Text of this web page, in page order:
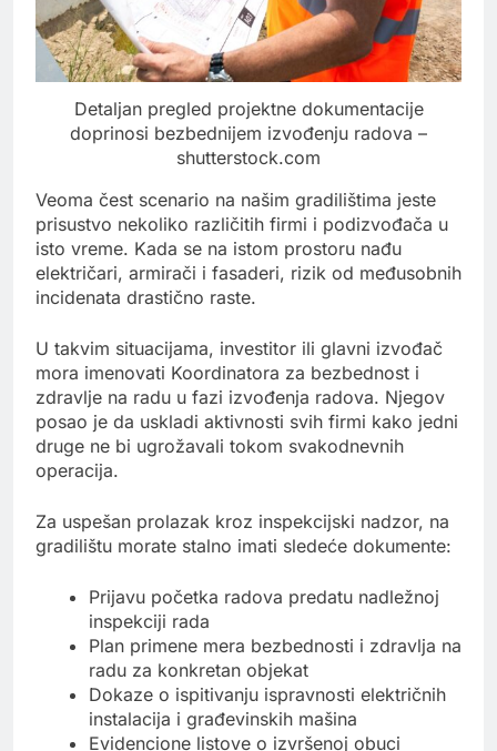
Detaljan pregled projektne dokumentacije
doprinosi bezbednijem izvođenju radova –
shutterstock.com
Veoma čest scenario na našim gradilištima jeste
prisustvo nekoliko različitih firmi i podizvođača u
isto vreme. Kada se na istom prostoru nađu
električari, armirači i fasaderi, rizik od međusobnih
incidenata drastično raste.
U takvim situacijama, investitor ili glavni izvođač
mora imenovati Koordinatora za bezbednost i
zdravlje na radu u fazi izvođenja radova. Njegov
posao je da uskladi aktivnosti svih firmi kako jedni
druge ne bi ugrožavali tokom svakodnevnih
operacija.
Za uspešan prolazak kroz inspekcijski nadzor, na
gradilištu morate stalno imati sledeće dokumente:
Prijavu početka radova predatu nadležnoj
inspekciji rada
Plan primene mera bezbednosti i zdravlja na
radu za konkretan objekat
Dokaze o ispitivanju ispravnosti električnih
instalacija i građevinskih mašina
Evidencione listove o izvršenoj obuci